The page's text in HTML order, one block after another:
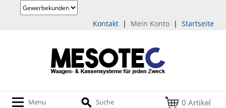
Startseite
|
Mein Konto
|
Kontakt
Menu Suche 0 Artikel